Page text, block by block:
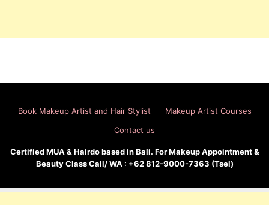
Book Makeup Artist and Hair Stylist
Makeup Artist Courses
Contact us
Certified MUA & Hairdo based in Bali. For Makeup Appointment &
Beauty Class Call/ WA : +62 812-9000-7363 (Tsel)